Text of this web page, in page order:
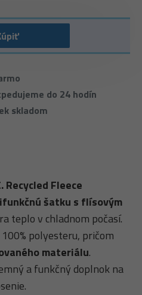
do 24 hodín
skladom
Recycled Fleece
šatku s flísovým
teplo v chladnom počasí.
polyesteru, pričom
materiálu.
a funkčný doplnok na